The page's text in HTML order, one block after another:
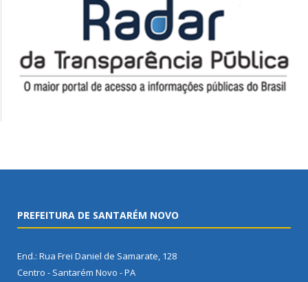
PREFEITURA DE SANTARÉM NOVO
End.: Rua Frei Daniel de Samarate, 128
Centro - Santarém Novo - PA